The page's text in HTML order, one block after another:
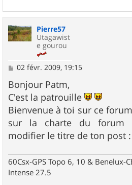
Pierre57
Utagawist
e gourou
M
s
s
a
g
e
02 févr. 2009, 19:15
Bonjour Patm,
C'est la patrouille
Bienvenue à toi sur ce
sur la charte du forum
modifier le titre de ton post
60Csx-GPS Topo 6, 10 & Benelux-
Intense 27.5